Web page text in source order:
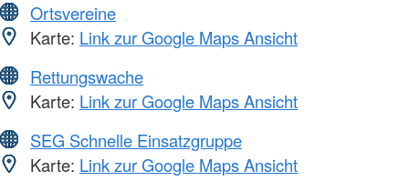
Ortsvereine
Karte: Link zur Google Maps Ansicht
Rettungswache
Karte: Link zur Google Maps Ansicht
SEG Schnelle Einsatzgruppe
Karte: Link zur Google Maps Ansicht